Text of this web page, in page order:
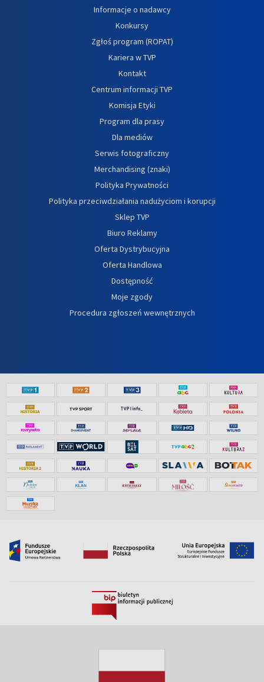
Informacje o nadawcy
Konkursy
Zgłoś program (ROPAT)
Kariera w TVP
Kontakt
Centrum informacji TVP
Komisja Etyki
Program dla prasy
Dla mediów
Serwis fotograficzny
Merchandising (znaki)
Polityka Prywatności
Polityka przeciwdziałania nadużyciom i korupcji
Sklep TVP
Biuro Reklamy
Oferta Dystrybucyjna
Oferta Handlowa
Dostępność
Moje zgody
Procedura zgłoszeń wewnętrznych